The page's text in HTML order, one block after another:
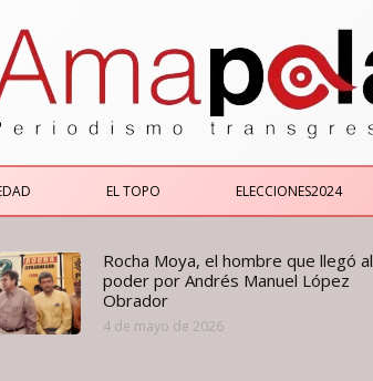
EL TOPO ELECCIONES2024
Rocha Moya, el hombre que llegó al
poder por Andrés Manuel López
Obrador
4 de mayo de 2026